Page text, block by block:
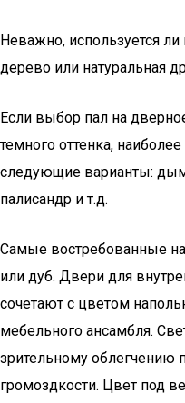
Неважно, используется
дерево или натуральная
Если выбор пал на
темного оттенка,
следующие варианты:
палисандр и т.д.
Самые востребованные
или дуб. Двери для
сочетают с цветом
мебельного ансамбля.
зрительному облегчению
громоздкости. Цвет под